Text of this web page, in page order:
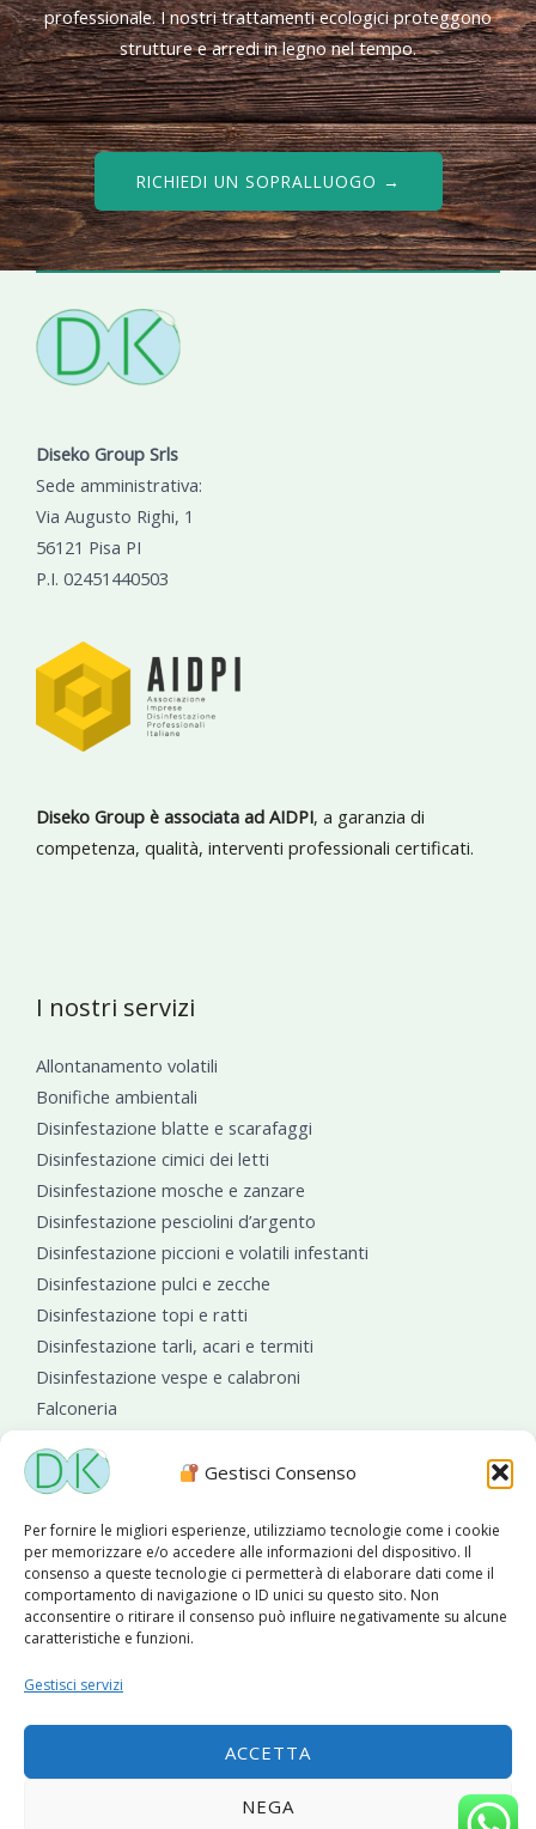
Gestisci Consenso
Per fornire le migliori esperienze, utilizziamo tecnologie come i cookie
per memorizzare e/o accedere alle informazioni del dispositivo. Il
consenso a queste tecnologie ci permetterà di elaborare dati come il
comportamento di navigazione o ID unici su questo sito. Non
acconsentire o ritirare il consenso può influire negativamente su alcune
caratteristiche e funzioni.
Gestisci servizi
ACCETTA
NEGA
professionale. I nostri trattamenti ecologici proteggono
strutture e arredi in legno nel tempo.
RICHIEDI UN SOPRALLUOGO →
Diseko Group Srls
Sede amministrativa:
Via Augusto Righi, 1
56121 Pisa PI
P.I. 02451440503
Diseko Group è associata ad AIDPI, a garanzia di
competenza, qualità, interventi professionali certificati.
I nostri servizi
Allontanamento volatili
Bonifiche ambientali
Disinfestazione blatte e scarafaggi
Disinfestazione cimici dei letti
Disinfestazione mosche e zanzare
Disinfestazione pesciolini d’argento
Disinfestazione piccioni e volatili infestanti
Disinfestazione pulci e zecche
Disinfestazione topi e ratti
Disinfestazione tarli, acari e termiti
Disinfestazione vespe e calabroni
Falconeria
Sanificazioni ambientali
Copyright © 2026 Diseko Group Srls |
|Sito web